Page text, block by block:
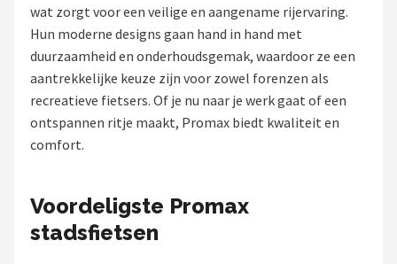
Shop
Basil
Volare
AXA
wat zorgt voor een veilige en aangename rijervaring.
Hun moderne designs gaan hand in hand met
duurzaamheid en onderhoudsgemak, waardoor ze een
aantrekkelijke keuze zijn voor zowel forenzen als
recreatieve fietsers. Of je nu naar je werk gaat of een
ontspannen ritje maakt, Promax biedt kwaliteit en
comfort.
Voordeligste Promax
stadsfietsen